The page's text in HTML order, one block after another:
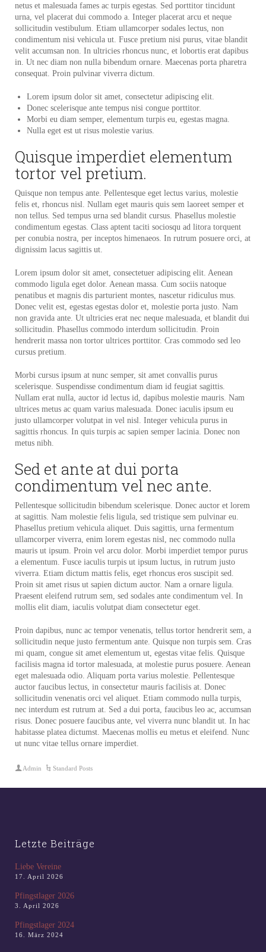
netus et malesuada fames ac turpis egestas. Sed porttitor tincidunt
urna, vel placerat dui commodo a. Integer placerat arcu et neque
sollicitudin vestibulum. Etiam ullamcorper sodales lectus, non
condimentum nisi vehicula ut. Fusce pretium nisi purus, vitae blandit
velit accumsan non. In ultricies rhoncus nunc, et lobortis erat dapibus
in. Ut nec diam non nulla bibendum ornare. Maecenas porta pharetra
consequat. Proin pulvinar viverra dictum.
Lorem ipsum dolor sit amet, consectetur adipiscing elit.
Donec scelerisque ante tempus nisi congue porttitor.
Morbi eu diam semper, elementum turpis eu, egestas magna.
Nulla eget est ut risus molestie varius.
Quisque imperdiet elementum
tortor vel pretium.
Quisque non tempus ante. Pellentesque eget lectus varius, molestie
felis et, rhoncus nisl. Nullam eget mauris quis sem laoreet semper et
non tellus. Sed tempus urna sed blandit cursus. Phasellus molestie
condimentum egestas. Class aptent taciti sociosqu ad litora torquent
per conubia nostra, per inceptos himenaeos. In rutrum posuere orci, at
dignissim lacus sagittis ut.
Lorem ipsum dolor sit amet, consectetuer adipiscing elit. Aenean
commodo ligula eget dolor. Aenean massa. Cum sociis natoque
penatibus et magnis dis parturient montes, nascetur ridiculus mus.
Donec velit est, egestas egestas dolor et, molestie porta justo. Nam
non gravida ante. Ut ultricies erat nec neque malesuada, et blandit dui
sollicitudin. Phasellus commodo interdum sollicitudin. Proin
hendrerit massa non tortor ultrices porttitor. Cras commodo sed leo
cursus pretium.
Morbi cursus ipsum at nunc semper, sit amet convallis purus
scelerisque. Suspendisse condimentum diam id feugiat sagittis.
Nullam erat nulla, auctor id lectus id, dapibus molestie mauris. Nam
ultrices metus ac quam varius malesuada. Donec iaculis ipsum eu
justo ullamcorper volutpat in vel nisl. Integer vehicula purus in
sagittis rhoncus. In quis turpis ac sapien semper lacinia. Donec non
metus nibh.
Sed et ante at dui porta
condimentum vel nec ante.
Pellentesque sollicitudin bibendum scelerisque. Donec auctor et lorem
at sagittis. Nam molestie felis ligula, sed tristique sem pulvinar eu.
Phasellus pretium vehicula aliquet. Duis sagittis, urna fermentum
ullamcorper viverra, enim lorem egestas nisl, nec commodo nulla
mauris ut ipsum. Proin vel arcu dolor. Morbi imperdiet tempor purus
a elementum. Fusce iaculis turpis ut ipsum luctus, in rutrum justo
viverra. Etiam dictum mattis felis, eget rhoncus eros suscipit sed.
Proin sit amet risus ut sapien dictum auctor. Nam a ornare ligula.
Praesent eleifend rutrum sem, sed sodales ante condimentum vel. In
mollis elit diam, iaculis volutpat diam consectetur eget.
Proin dapibus, nunc ac tempor venenatis, tellus tortor hendrerit sem, a
sollicitudin neque justo fermentum ante. Quisque non turpis sem. Cras
mi quam, congue sit amet elementum ut, egestas vitae felis. Quisque
facilisis magna id tortor malesuada, at molestie purus posuere. Aenean
eget malesuada odio. Aliquam porta varius molestie. Pellentesque
auctor faucibus lectus, in consectetur mauris facilisis at. Donec
sollicitudin venenatis orci vel aliquet. Etiam commodo nulla turpis,
nec interdum est rutrum at. Sed a dui porta, faucibus leo ac, accumsan
risus. Donec posuere faucibus ante, vel viverra nunc blandit ut. In hac
habitasse platea dictumst. Maecenas mollis eu metus et eleifend. Nunc
ut nunc vitae tellus ornare imperdiet.
Admin Standard Posts
Letzte Beiträge
Liebe Vereine
17. April 2026
Pfingstlager 2026
3. April 2026
Pfingstlager 2024
16. März 2024